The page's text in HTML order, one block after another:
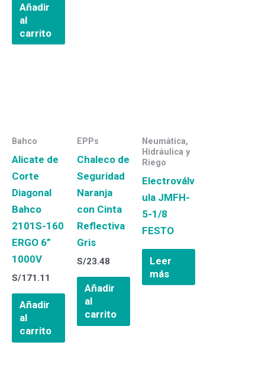
Añadir
al
carrito
Bahco
Alicate de
Corte
Diagonal
Bahco
2101S-160
ERGO 6”
1000V
S/171.11
Añadir
al
carrito
EPPs
Chaleco de
Seguridad
Naranja
con Cinta
Reflectiva
Gris
S/23.48
Añadir
al
carrito
Neumática,
Hidráulica y
Riego
Electroválv
ula JMFH-
5-1/8
FESTO
Leer
más